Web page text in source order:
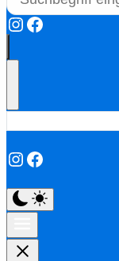
Instagram
Facebook
Instagram
Facebook